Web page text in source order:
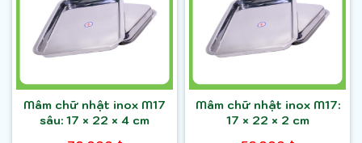
Mâm chữ nhật inox M17
sâu: 17 × 22 × 4 cm
Mâm chữ nhật inox M17:
17 × 22 × 2 cm